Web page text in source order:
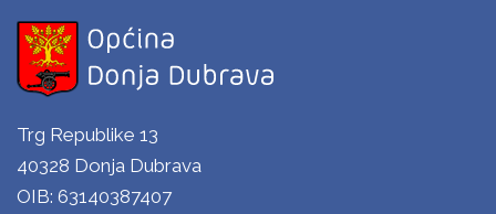
Trg Republike 13
40328 Donja Dubrava
OIB: 63140387407